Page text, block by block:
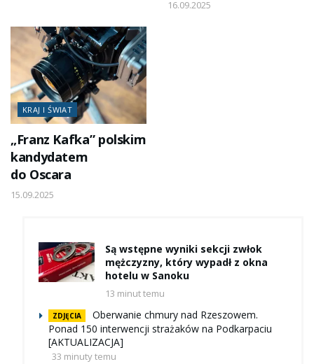
16.09.2025
KRAJ I ŚWIAT
„Franz Kafka” polskim
kandydatem
do Oscara
15.09.2025
Są wstępne wyniki sekcji zwłok
mężczyzny, który wypadł z okna
hotelu w Sanoku
13 minut temu
ZDJĘCIA
Oberwanie chmury nad Rzeszowem.
Ponad 150 interwencji strażaków na Podkarpaciu
[AKTUALIZACJA]
33 minuty temu